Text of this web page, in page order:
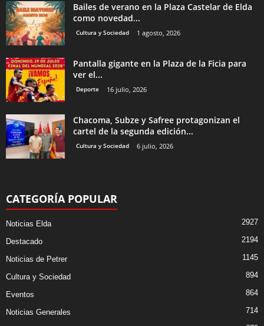
Bailes de verano en la Plaza Castelar de Elda
como novedad...
Cultura y Sociedad 1 agosto, 2026
Pantalla gigante en la Plaza de la Ficia para
ver el...
Deporte 16 julio, 2026
Chacoma, Subze y Safree protagonizan el
cartel de la segunda edición...
Cultura y Sociedad 6 julio, 2026
CATEGORÍA POPULAR
Noticias Elda 2927
Destacado 2194
Noticias de Petrer 1145
Cultura y Sociedad 894
Eventos 864
Noticias Generales 714